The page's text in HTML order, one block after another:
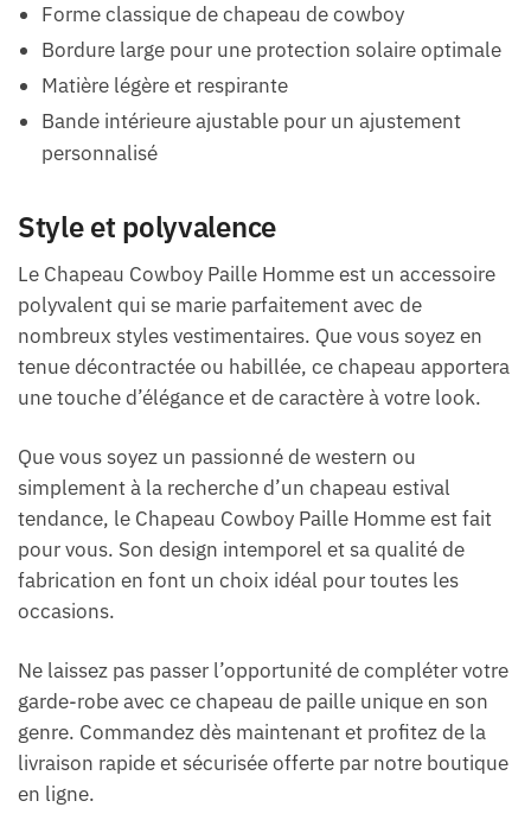
Forme classique de chapeau de cowboy
Bordure large pour une protection solaire optimale
Matière légère et respirante
Bande intérieure ajustable pour un ajustement
personnalisé
Style et polyvalence
Le Chapeau Cowboy Paille Homme est un accessoire
polyvalent qui se marie parfaitement avec de
nombreux styles vestimentaires. Que vous soyez en
tenue décontractée ou habillée, ce chapeau apportera
une touche d’élégance et de caractère à votre look.
Que vous soyez un passionné de western ou
simplement à la recherche d’un chapeau estival
tendance, le Chapeau Cowboy Paille Homme est fait
pour vous. Son design intemporel et sa qualité de
fabrication en font un choix idéal pour toutes les
occasions.
Ne laissez pas passer l’opportunité de compléter votre
garde-robe avec ce chapeau de paille unique en son
genre. Commandez dès maintenant et profitez de la
livraison rapide et sécurisée offerte par notre boutique
en ligne.